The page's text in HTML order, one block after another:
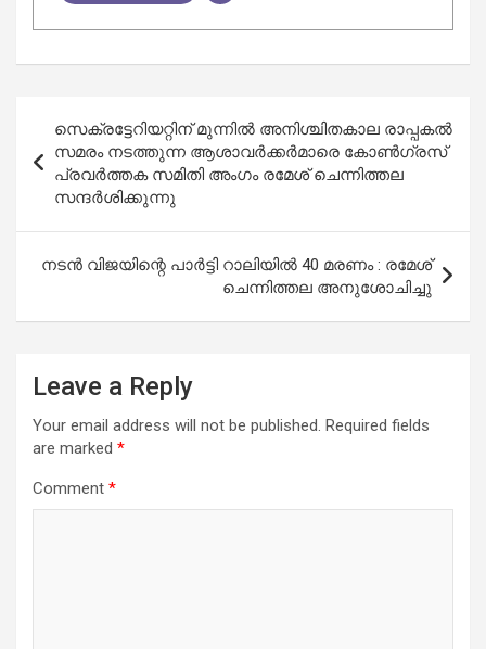
navigation
സെക്രട്ടേറിയറ്റിന് മുന്നിൽ അനിശ്ചിതകാല രാപ്പകൽ
സമരം നടത്തുന്ന ആശാവർക്കർമാരെ കോൺഗ്രസ്
പ്രവർത്തക സമിതി അംഗം രമേശ് ചെന്നിത്തല
സന്ദർശിക്കുന്നു
നടൻ വിജയിന്റെ പാർട്ടി റാലിയിൽ 40 മരണം : രമേശ്
ചെന്നിത്തല അനുശോചിച്ചു
Leave a Reply
Your email address will not be published. Required fields
are marked *
Comment *